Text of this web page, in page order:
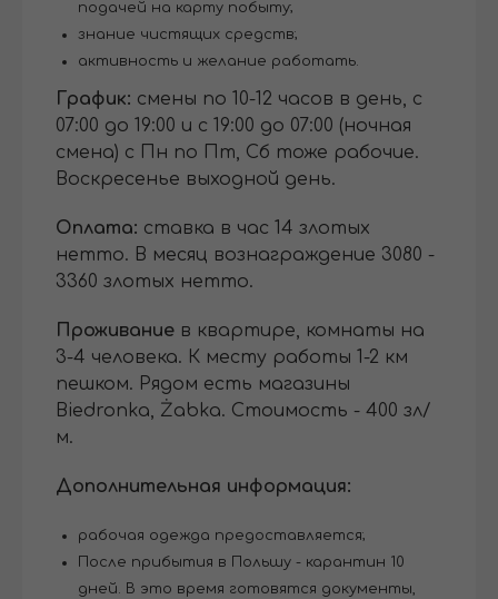
подачей на карту побыту;
знание чистящих средств;
активность и желание работать.
График: смены по 10-12 часов в день, с
07:00 до 19:00 и с 19:00 до 07:00 (ночная
смена) с Пн по Пт, Сб тоже рабочие.
Воскресенье выходной день.
Оплата: ставка в час 14 злотых
нетто. В месяц вознаграждение 3080 -
3360 злотых нетто.
Проживание в квартире, комнаты на
3-4 человека. К месту работы 1-2 км
пешком. Рядом есть магазины
Biedronka, Żabka. Стоимость - 400 зл/
м.
Дополнительная информация:
рабочая одежда предоставляется;
После прибытия в Польшу - карантин 10
дней. В это время готовятся документы,